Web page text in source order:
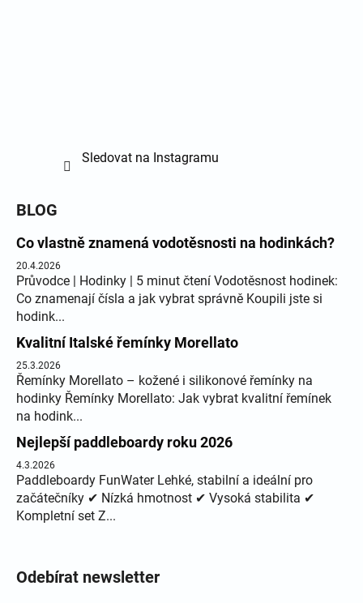
Sledovat na Instagramu
BLOG
Co vlastně znamená vodotěsnosti na hodinkách?
20.4.2026
Průvodce | Hodinky | 5 minut čtení Vodotěsnost hodinek:
Co znamenají čísla a jak vybrat správně Koupili jste si
hodink...
Kvalitní Italské řemínky Morellato
25.3.2026
Řemínky Morellato – kožené i silikonové řemínky na
hodinky Řemínky Morellato: Jak vybrat kvalitní řemínek
na hodink...
Nejlepší paddleboardy roku 2026
4.3.2026
Paddleboardy FunWater Lehké, stabilní a ideální pro
začátečníky ✔ Nízká hmotnost ✔ Vysoká stabilita ✔
Kompletní set Z...
Odebírat newsletter